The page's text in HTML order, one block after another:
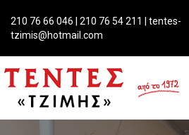
content
210 76 66 046 | 210 76 54 211 | tentes-
tzimis@hotmail.com